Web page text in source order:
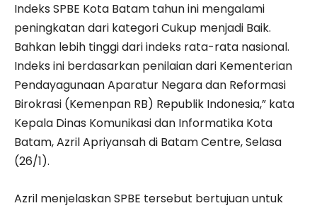
Indeks SPBE Kota Batam tahun ini mengalami
peningkatan dari kategori Cukup menjadi Baik.
Bahkan lebih tinggi dari indeks rata-rata nasional.
Indeks ini berdasarkan penilaian dari Kementerian
Pendayagunaan Aparatur Negara dan Reformasi
Birokrasi (Kemenpan RB) Republik Indonesia,” kata
Kepala Dinas Komunikasi dan Informatika Kota
Batam, Azril Apriyansah di Batam Centre, Selasa
(26/1).
Azril menjelaskan SPBE tersebut bertujuan untuk